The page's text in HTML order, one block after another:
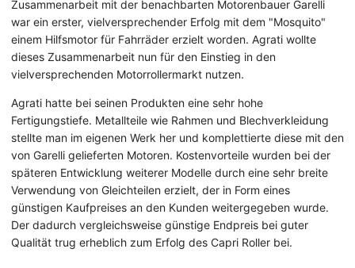
Zusammenarbeit mit der benachbarten Motorenbauer Garelli
war ein erster, vielversprechender Erfolg mit dem "Mosquito"
einem Hilfsmotor für Fahrräder erzielt worden. Agrati wollte
dieses Zusammenarbeit nun für den Einstieg in den
vielversprechenden Motorrollermarkt nutzen.
Agrati hatte bei seinen Produkten eine sehr hohe
Fertigungstiefe. Metallteile wie Rahmen und Blechverkleidung
stellte man im eigenen Werk her und komplettierte diese mit den
von Garelli gelieferten Motoren. Kostenvorteile wurden bei der
späteren Entwicklung weiterer Modelle durch eine sehr breite
Verwendung von Gleichteilen erzielt, der in Form eines
günstigen Kaufpreises an den Kunden weitergegeben wurde.
Der dadurch vergleichsweise günstige Endpreis bei guter
Qualität trug erheblich zum Erfolg des Capri Roller bei.